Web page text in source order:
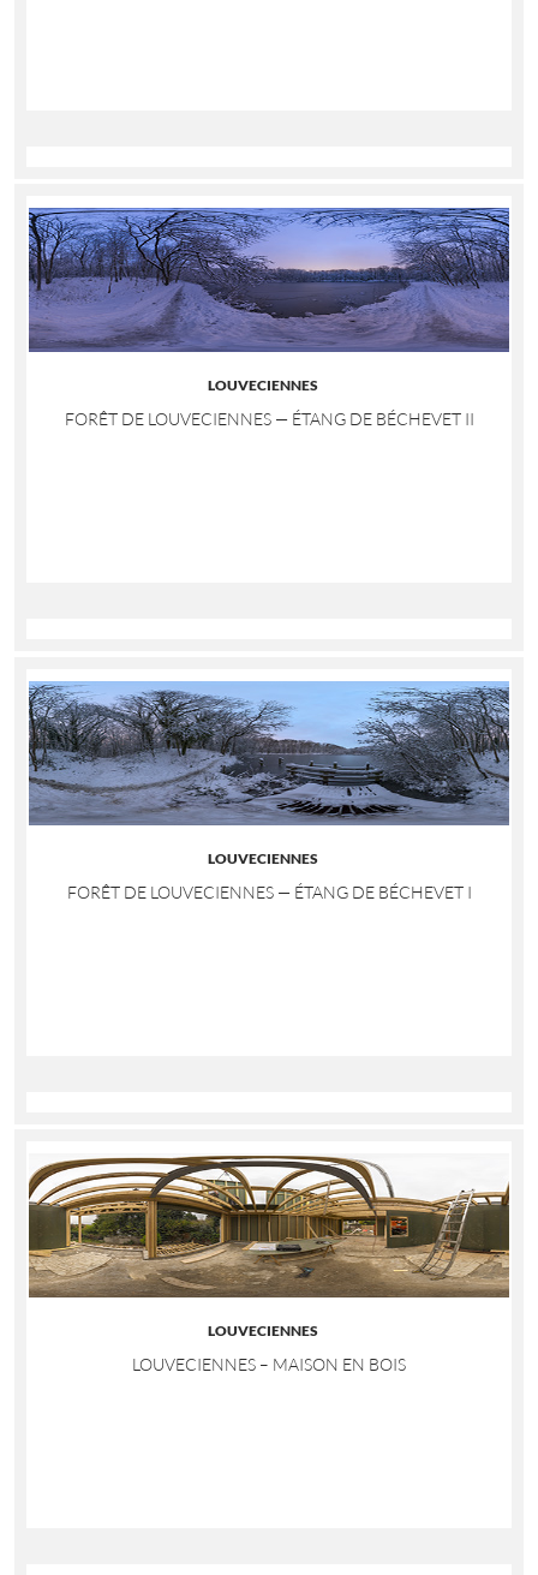
LOUVECIENNES
FORÊT DE LOUVECIENNES — ÉTANG DE BÉCHEVET II
LOUVECIENNES
FORÊT DE LOUVECIENNES — ÉTANG DE BÉCHEVET I
LOUVECIENNES
LOUVECIENNES – MAISON EN BOIS